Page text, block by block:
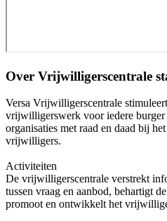
Over Vrijwilligerscentrale
Versa Vrijwilligerscentrale
vrijwilligerswerk voor iedere burger
organisaties met raad en daad bij
vrijwilligers.
Activiteiten
De vrijwilligerscentrale verstrekt
tussen vraag en aanbod, behartigt
promoot en ontwikkelt het